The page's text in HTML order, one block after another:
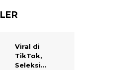
Viral di
TikTok,
Seleksi...